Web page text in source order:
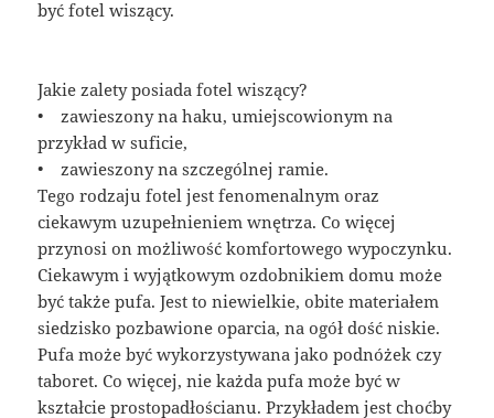
być fotel wiszący.
Jakie zalety posiada fotel wiszący?
• zawieszony na haku, umiejscowionym na
przykład w suficie,
• zawieszony na szczególnej ramie.
Tego rodzaju fotel jest fenomenalnym oraz
ciekawym uzupełnieniem wnętrza. Co więcej
przynosi on możliwość komfortowego wypoczynku.
Ciekawym i wyjątkowym ozdobnikiem domu może
być także pufa. Jest to niewielkie, obite materiałem
siedzisko pozbawione oparcia, na ogół dość niskie.
Pufa może być wykorzystywana jako podnóżek czy
taboret. Co więcej, nie każda pufa może być w
kształcie prostopadłościanu. Przykładem jest choćby